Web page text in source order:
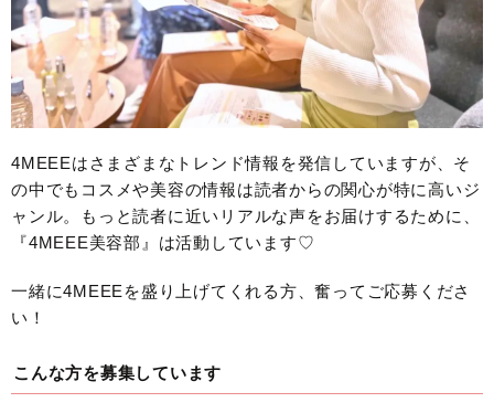
4MEEEはさまざまなトレンド情報を発信していますが、そ
の中でもコスメや美容の情報は読者からの関心が特に高いジ
ャンル。もっと読者に近いリアルな声をお届けするために、
『4MEEE美容部』は活動しています♡
一緒に4MEEEを盛り上げてくれる方、奮ってご応募くださ
い！
こんな方を募集しています